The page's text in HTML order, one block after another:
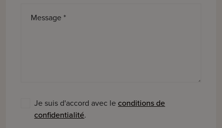
Message *
Je suis d'accord avec leconditions de
confidentialité.